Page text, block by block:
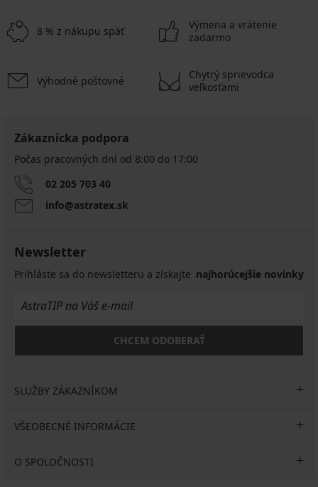
8 % z nákupu späť
Výmena a vrátenie
zadarmo
Výhodné poštovné
Chytrý sprievodca
veľkosťami
Zákaznícka podpora
Počas pracovných dní od 8:00 do 17:00
02 205 703 40
info@astratex.sk
Newsletter
Prihláste sa do newsletteru a získajte najhorúcejšie novinky
CHCEM ODOBERAŤ
SLUŽBY ZÁKAZNÍKOM
VŠEOBECNÉ INFORMÁCIE
O SPOLOČNOSTI